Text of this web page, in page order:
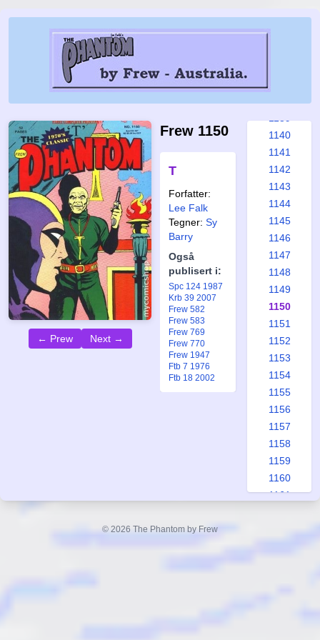
← Prew Next →
Frew 1150
T
Forfatter:
Lee Falk
Tegner: Sy
Barry
Også
publisert i:
Spc 124 1987
Krb 39 2007
Frew 582
Frew 583
Frew 769
Frew 770
Frew 1947
Ftb 7 1976
Ftb 18 2002
1133
1134
1140
1141
1142
1143
1144
1145
1146
1147
1148
1149
1150
1151
1152
1153
1154
1155
1156
1157
1158
1159
1160
1161
© 2026 The Phantom by Frew